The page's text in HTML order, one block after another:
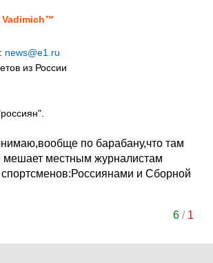
Vadimich™
news@e1.ru
из России
по барабану,что там
мешает местным журналистам
и Сборной
6/ 1